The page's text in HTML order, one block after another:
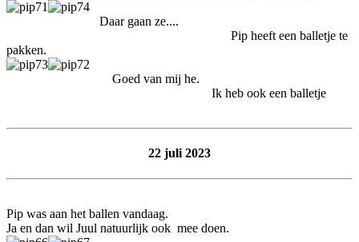
Daar gaan ze....
Pip heeft een balletje te
pakken.
Goed van mij he.
Ik heb ook een balletje
22 juli 2023
Pip was aan het ballen vandaag.
Ja en dan wil Juul natuurlijk ook mee doen.